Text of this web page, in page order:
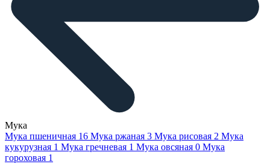
Мука
Мука пшеничная 16 Мука ржаная 3 Мука рисовая 2 Мука
кукурузная 1 Мука гречневая 1 Мука овсяная 0 Мука
гороховая 1